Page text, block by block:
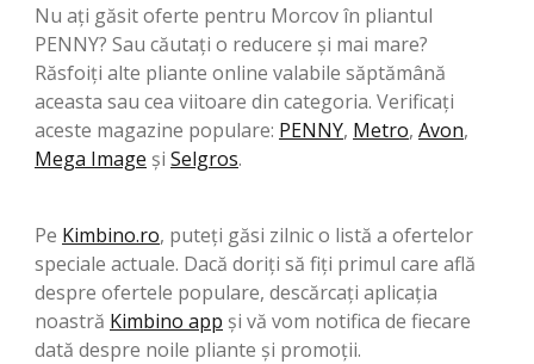
Nu ați găsit oferte pentru Morcov în pliantul
PENNY? Sau căutați o reducere și mai mare?
Răsfoiți alte pliante online valabile săptămână
aceasta sau cea viitoare din categoria. Verificați
aceste magazine populare: PENNY, Metro, Avon,
Mega Image şi Selgros.
Pe Kimbino.ro, puteți găsi zilnic o listă a ofertelor
speciale actuale. Dacă doriți să fiți primul care află
despre ofertele populare, descărcați aplicația
noastră Kimbino app și vă vom notifica de fiecare
dată despre noile pliante și promoții.